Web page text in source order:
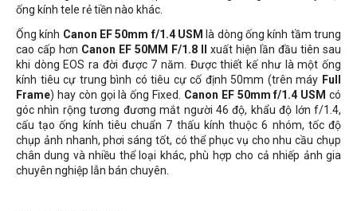
ống kính tele rẻ tiền nào khác.
Ống kính Canon EF 50mm f/1.4 USM là dòng ống kính tầm trung
cao cấp hơn Canon EF 50MM F/1.8 II
xuất hiện lần đầu tiên sau
khi dòng EOS ra đời được 7 năm. Được thiết kế như là một ống
kính tiêu cự trung bình có tiêu cự cố định 50mm (trên máy Full
Frame) hay còn gọi là ống Fixed. Canon EF 50mm f/1.4 USM có
góc nhìn rộng tương đương mắt người 46 độ, khẩu độ lớn f/1.4,
cấu tạo ống kính tiêu chuẩn 7 thấu kính thuộc 6 nhóm, tốc độ
chụp ảnh nhanh, phơi sáng tốt, có thể phục vụ cho nhu cầu chụp
chân dung và nhiều thể loại khác, phù hợp cho cả nhiếp ảnh gia
chuyên nghiệp lẫn bán chuyên.